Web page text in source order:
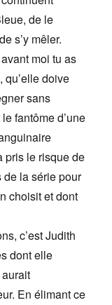
de le
s’y mêler.
moi tu as
qu’elle doive
sans
fantôme d’une
pris le risque de
de la série pour
choisit et dont
c’est Judith
dont elle
En élimant ce